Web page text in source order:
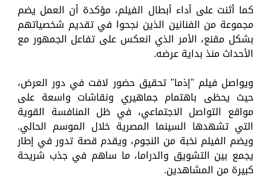
كما أثنت على أداء أبطال الفيلم، مؤكدة أن العمل يضم
مجموعة من الفنانين الذين نجحوا في تقديم شخصياتهم
بشكل مقنع، الأمر الذي انعكس على تفاعل الجمهور مع
الأحداث منذ بداية عرضه.
ويواصل فيلم "إذما" تحقيق حضور لافت في دور العرض،
حيث يحظى باهتمام جماهيري ونقاشات واسعة على
مواقع التواصل الاجتماعي، في ظل المنافسة القوية
التي تشهدها السينما المصرية خلال الموسم الحالي.
ويضم الفيلم نخبة من النجوم، ويقدم قصة تدور في إطار
يجمع بين التشويق والدراما، ما ساهم في جذب شريحة
كبيرة من المشاهدين.